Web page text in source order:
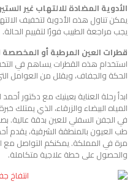
الأدوية المضادة للالتهاب غير
يمكن تناول هذه الأدوية لتخفيف
يجب مراجعة الطبيب فورًا لتقييم الحالة.
قطرات العين المرطبة أو
استخدام هذه القطرات يساهم في
الحكة والجفاف، ويقلل من العوامل
ابدأ رحلة العناية بعينيك مع دكتور
المياه البيضاء والزرقاء، الذي
في الجفن السفلي للعين بدقة عالية.
مرة في المملكة. يمكنكم التواصل مع
والحصول على خطة علاجية متكاملة.